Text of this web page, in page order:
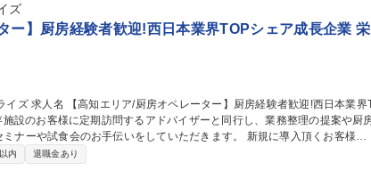
ズ
ー】厨房経験者歓迎!西日本業界TOPシェア成長企業 栄
迎!西日本業界T
会のお手伝いをしていただきます。 新規に導入頂くお客様へ
扱いなどレクチャーしていただきます。既存顧客から要請があれば、派
内 退職金あり